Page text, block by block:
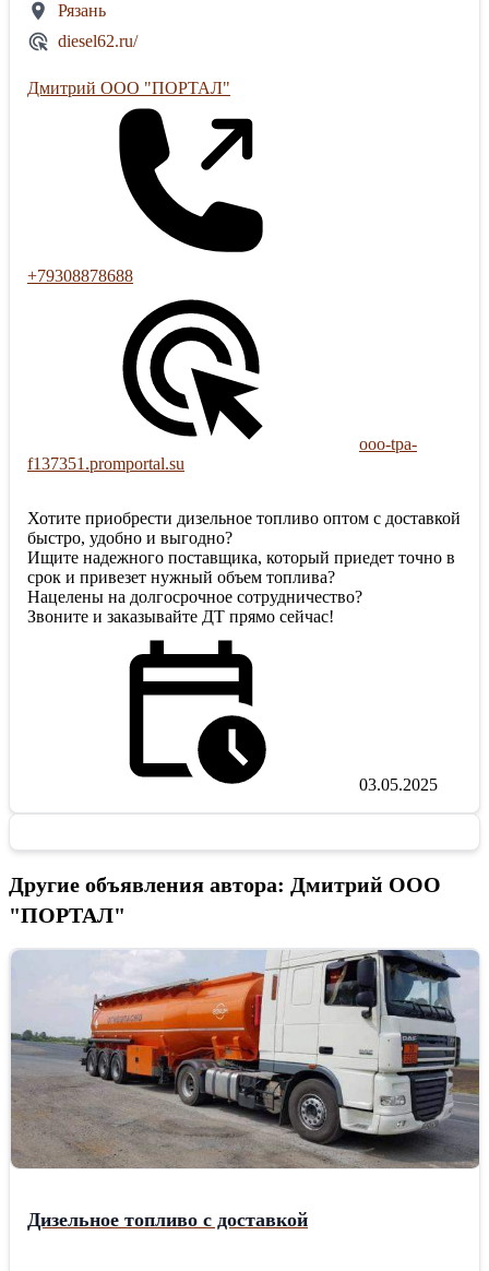
Рязань
diesel62.ru/
Дмитрий ООО "ПОРТАЛ"
+79308878688
ooo-tpa-
f137351.promportal.su
Хотите приобрести дизельное топливо оптом с доставкой
быстро, удобно и выгодно?
Ищите надежного поставщика, который приедет точно в
срок и привезет нужный объем топлива?
Нацелены на долгосрочное сотрудничество?
Звоните и заказывайте ДТ прямо сейчас!
03.05.2025
Другие объявления автора: Дмитрий ООО
"ПОРТАЛ"
Дизельное топливо с доставкой